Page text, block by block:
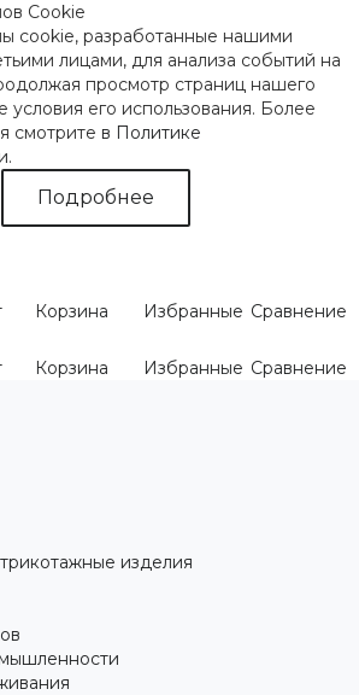
Cookie
cookie, разработанные нашими
лицами, для анализа событий на
просмотр страниц нашего
условия его использования. Более
смотрите в Политике
.
Подробнее
Корзина Избранные Сравнение
Корзина Избранные Сравнение
изделия